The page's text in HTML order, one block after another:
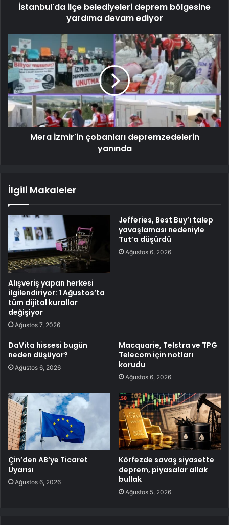
İstanbul'da ilçe belediyeleri deprem bölgesine
yardıma devam ediyor
Mera İzmir'in çobanları depremzedelerin
yanında
İlgili Makaleler
Alışveriş yapan herkesi
ilgilendiriyor: 1 Ağustos’ta
tüm dijital kurallar
değişiyor
Ağustos 7, 2026
Jefferies, Best Buy’ı talep
yavaşlaması nedeniyle
Tut’a düşürdü
Ağustos 6, 2026
DaVita hissesi bugün
neden düşüyor?
Ağustos 6, 2026
Macquarie, Telstra ve TPG
Telecom için notları
korudu
Ağustos 6, 2026
Çin’den AB’ye Ticaret
Uyarısı
Ağustos 6, 2026
Körfezde savaş siyasette
deprem, piyasalar allak
bullak
Ağustos 5, 2026